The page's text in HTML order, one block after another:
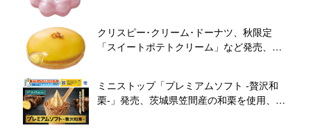
クリスピー･クリーム･ドーナツ、秋限定
「スイートポテトクリーム」など発売、
ミニストップ「プレミアムソフト ‐贅沢和
栗‐」発売、茨城県笠間産の和栗を使用、ト